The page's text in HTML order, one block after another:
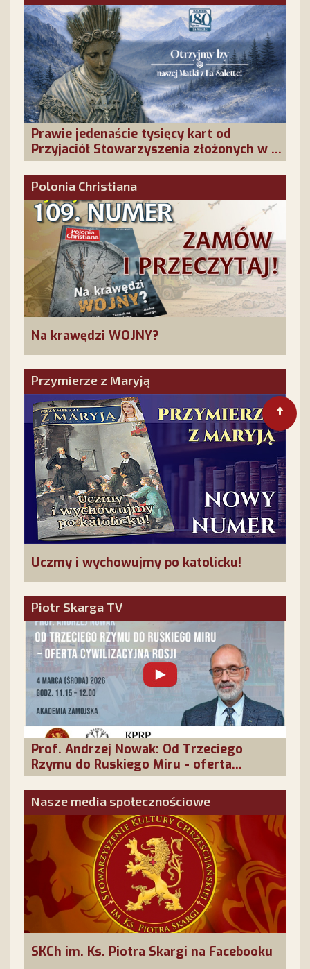
Prawie jedenaście tysięcy kart od
Przyjaciół Stowarzyszenia złożonych w La
Salette!
Polonia Christiana
Na krawędzi WOJNY?
Przymierze z Maryją
Uczmy i wychowujmy po katolicku!
Piotr Skarga TV
Prof. Andrzej Nowak: Od Trzeciego
Rzymu do Ruskiego Miru - oferta
cywilizacyjna Rosji
Nasze media społecznościowe
SKCh im. Ks. Piotra Skargi na Facebooku